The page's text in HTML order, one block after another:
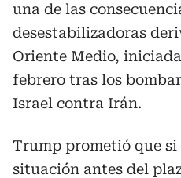
una de las
desestabilizadoras
Oriente Medio,
febrero tras los
Israel contra Irán.
Trump prometió que si
situación antes del